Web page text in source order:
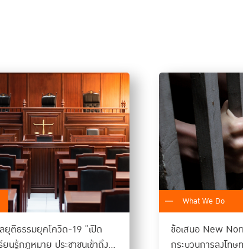
สำรวจทางออนไลน์ตั้งแต่เดือนกันยายน 2019 ถึง กันยา
แพร่ระบาดของโควิด-19 ในประเทศบังคลาเทศ อินเดีย เ
นส์ มาเลเซีย สิงคโปร์ รวมทั้งประเทศไทย จากกว่า 20.5
ำที่บ่งชี้ถึงความรุนแรงต่อผู้หญิง โดยกว่า 80% เป็นประเ
อาศัยอยู่เป็นจำนวนมาก”
ติธรรมยุคโควิด-19 “เปิด
ยนรู้กฎหมาย ประชาชนเข้าถึง
What We Do
ข้อเสนอ New
กระบวนการลงโท